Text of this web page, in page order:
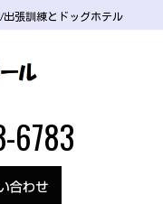
張訓練とドッグホテル
6783